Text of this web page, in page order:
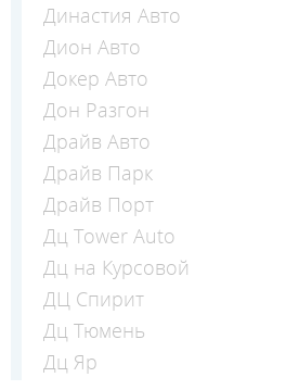
Династия Авто
Дион Авто
Докер Авто
Дон Разгон
Драйв Авто
Драйв Парк
Драйв Порт
Дц Tower Auto
Дц на Курсовой
ДЦ Спирит
Дц Тюмень
Дц Яр